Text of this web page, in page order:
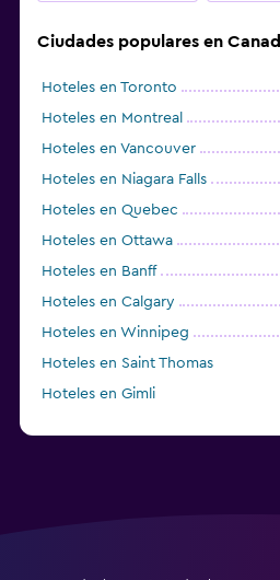
Ciudades populares en
Hoteles en Toronto
Hoteles en Montreal
Hoteles en Vancouver
Hoteles en Niagara Falls
Hoteles en Quebec
Hoteles en Ottawa
Hoteles en Banff
Hoteles en Calgary
Hoteles en Winnipeg
Hoteles en Saint Thomas
Hoteles en Gimli